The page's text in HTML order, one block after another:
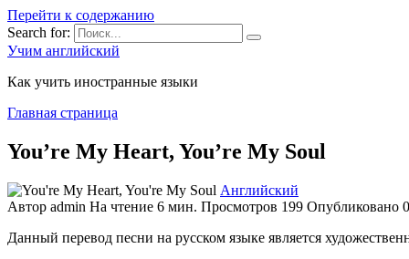
Перейти к содержанию
Search for:
Учим английский
Как учить иностранные языки
Главная страница
You’re My Heart, You’re My Soul
Английский
Автор admin На чтение 6 мин. Просмотров 199 Опубликовано
Данный перевод песни на русском языке является